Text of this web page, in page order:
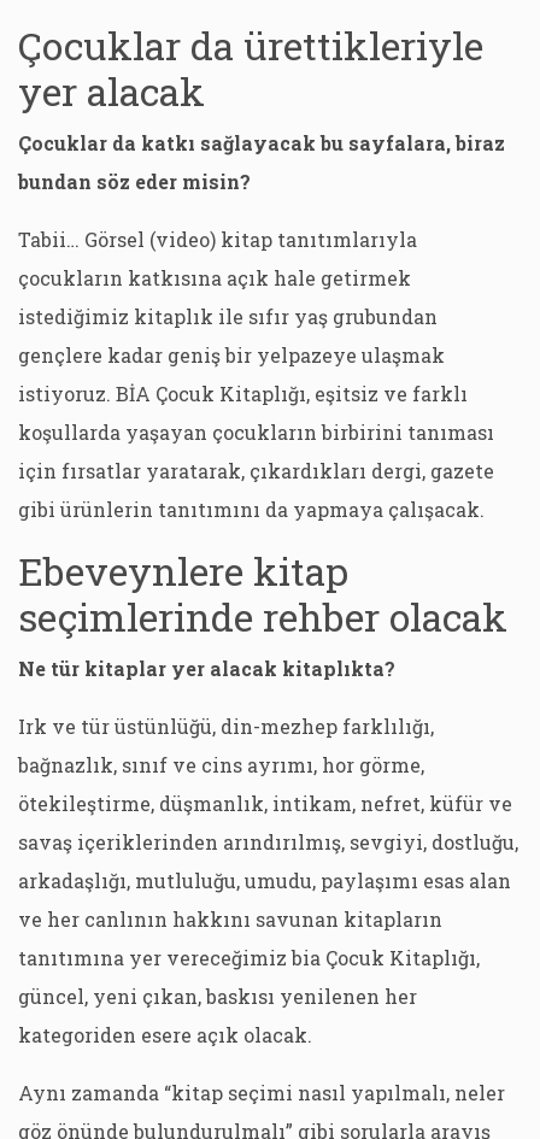
Çocuklar da ürettikleriyle
yer alacak
Çocuklar da katkı sağlayacak bu sayfalara, biraz
bundan söz eder misin?
Tabii… Görsel (video) kitap tanıtımlarıyla
çocukların katkısına açık hale getirmek
istediğimiz kitaplık ile sıfır yaş grubundan
gençlere kadar geniş bir yelpazeye ulaşmak
istiyoruz. BİA Çocuk Kitaplığı, eşitsiz ve farklı
koşullarda yaşayan çocukların birbirini tanıması
için fırsatlar yaratarak, çıkardıkları dergi, gazete
gibi ürünlerin tanıtımını da yapmaya çalışacak.
Ebeveynlere kitap
seçimlerinde rehber olacak
Ne tür kitaplar yer alacak kitaplıkta?
Irk ve tür üstünlüğü, din-mezhep farklılığı,
bağnazlık, sınıf ve cins ayrımı, hor görme,
ötekileştirme, düşmanlık, intikam, nefret, küfür ve
savaş içeriklerinden arındırılmış, sevgiyi, dostluğu,
arkadaşlığı, mutluluğu, umudu, paylaşımı esas alan
ve her canlının hakkını savunan kitapların
tanıtımına yer vereceğimiz bia Çocuk Kitaplığı,
güncel, yeni çıkan, baskısı yenilenen her
kategoriden esere açık olacak.
Aynı zamanda “kitap seçimi nasıl yapılmalı, neler
göz önünde bulundurulmalı” gibi sorularla arayış